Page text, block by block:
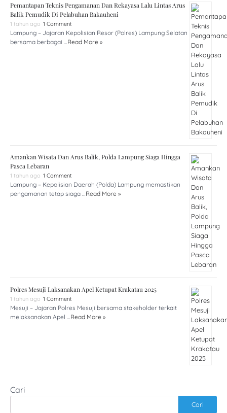
Pemantapan Teknis Pengamanan Dan Rekayasa Lalu Lintas Arus
Balik Pemudik Di Pelabuhan Bakauheni
1 tahun ago 1 Comment
Lampung – Jajaran Kepolisian Resor (Polres) Lampung Selatan
bersama berbagai … Read More »
Amankan Wisata Dan Arus Balik, Polda Lampung Siaga Hingga
Pasca Lebaran
1 tahun ago 1 Comment
Lampung – Kepolisian Daerah (Polda) Lampung memastikan
pengamanan tetap siaga … Read More »
Polres Mesuji Laksanakan Apel Ketupat Krakatau 2025
1 tahun ago 1 Comment
Mesuji – Jajaran Polres Mesuji bersama stakeholder terkait
melaksanakan Apel … Read More »
Cari
Cari